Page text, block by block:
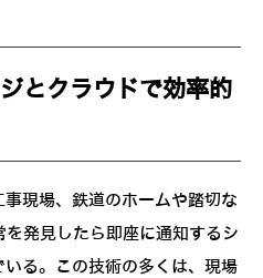
とクラウドで効率的
現場、鉄道のホームや踏切な
発見したら即座に通知するシ
る。この技術の多くは、現場